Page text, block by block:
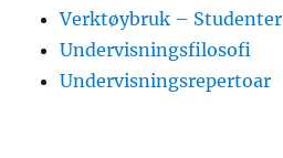
Verktøybruk – Studenter
Undervisningsfilosofi
Undervisningsrepertoar